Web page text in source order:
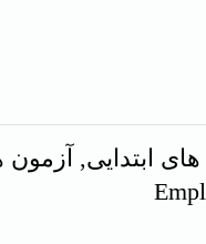
ابتدایی, آزمون